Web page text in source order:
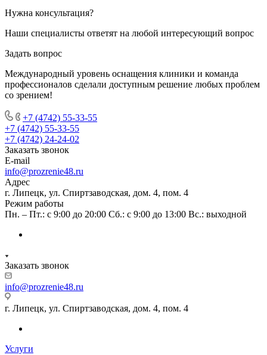
Нужна консультация?
Наши специалисты ответят на любой интересующий вопрос
Задать вопрос
Международный уровень оснащения клиники и команда
профессионалов сделали доступным решение любых проблем
со зрением!
+7 (4742) 55-33-55
+7 (4742) 55-33-55
+7 (4742) 24-24-02
Заказать звонок
E-mail
info@prozrenie48.ru
Адрес
г. Липецк, ул. Спиртзаводская, дом. 4, пом. 4
Режим работы
Пн. – Пт.: с 9:00 до 20:00 Сб.: с 9:00 до 13:00 Вс.: выходной
Заказать звонок
info@prozrenie48.ru
г. Липецк, ул. Спиртзаводская, дом. 4, пом. 4
Услуги